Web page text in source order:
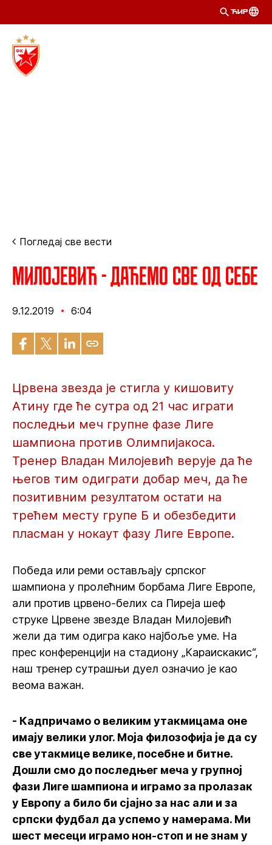
ЋИР
Погледај све вести
Милојевић - Даћемо све од себе
9.12.2019 6:04
Црвена звезда је стигла у кишовиту
Атину где ће сутра од 21 час играти
последњи меч групне фазе Лиге
шампиона против Олимпијакоса.
Тренер Владан Милојевић верује да ће
његов тим одиграти добар меч, да ће
позитивним резултатом остати на
трећем месту групе Б и обезбедити
пласман у нокаут фазу Лиге Европе.
Победа или реми остављају српског
шампиона у пролећним борбама Лиге Европе,
али против црвено-белих са Пиреја шеф
струке Црвене звезде Владан Милојевић
жели да тим одигра како најбоље уме. На
прес конференцији на стадиону „Караискакис“,
наш тренер сутрашњи дуел означио је као
веома важан.
- Кадпричамо о великим утакмицама оне
имају велики улог. Моја филозофија је да су
све утакмице велике, посебне и битне.
Дошли смо до последњег меча у групној
фази Лиге шампиона и играмо за пролазак
у Европу а било би сјајно за нас али и за
српски фудбал да успемо у намерама. Ми
шест месеци играмо нон-стоп и не знам у